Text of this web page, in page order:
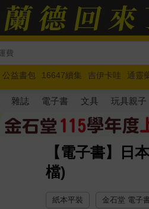
公益書包 16647續集 吉伊卡哇
通靈
馬斯克 玩具總動員5 超慢跑
雜誌 電子書 文具 玩具親子
【電子書】日
檔)
紙本平裝 金石堂 電子